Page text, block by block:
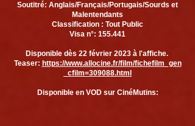
Soutitré: Anglais/Français/Portugais/Sourds et
Malentendants
Classification : Tout Public
Visa n°: 155.441
Disponible dès 22 février 2023 à l'affiche.
Teaser: https://www.allocine.fr/film/fichefilm_gen
_cfilm=309088.html
Disponible en VOD sur CinéMutins: